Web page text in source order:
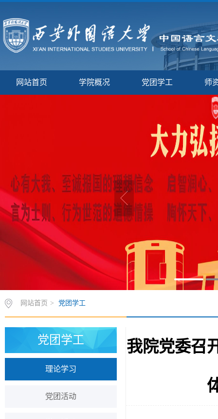
网站首页 学院概况 党团学工 师
网站首页 > 党团学工
党团学工
理论学习
党团活动
我院党委召